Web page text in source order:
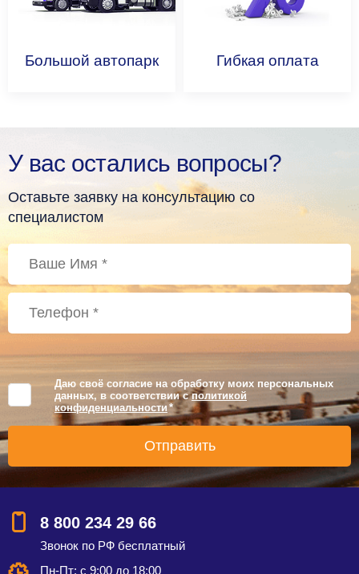
Большой автопарк Гибкая оплата
У вас остались вопросы?
Оставьте заявку на консультацию со
специалистом
Даю своё согласие на обработку моих персональных
данных, в соответствии сполитикой
конфиденциальности *
8 800 234 29 66
Звонок по РФ бесплатный
Пн-Пт: с 9:00 до 18:00